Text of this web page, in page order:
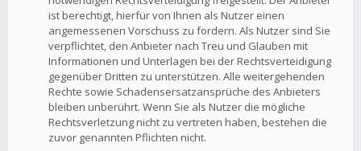
ist berechtigt, hierfür von Ihnen als Nutzer einen
angemessenen Vorschuss zu fordern. Als Nutzer sind Sie
verpflichtet, den Anbieter nach Treu und Glauben mit
Informationen und Unterlagen bei der Rechtsverteidigung
gegenüber Dritten zu unterstützen. Alle weitergehenden
Rechte sowie Schadensersatzansprüche des Anbieters
bleiben unberührt. Wenn Sie als Nutzer die mögliche
Rechtsverletzung nicht zu vertreten haben, bestehen die
zuvor genannten Pflichten nicht.